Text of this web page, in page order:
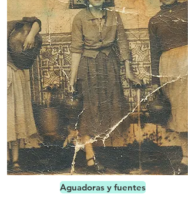
Aguadoras y fuentes